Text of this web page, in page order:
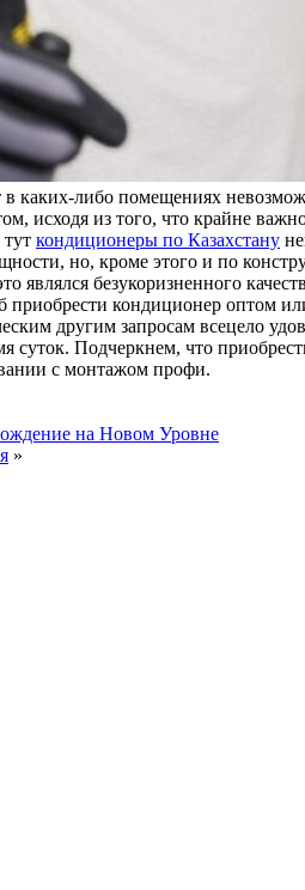
каких-либо помещениях
исходя из того, что крайне
кондиционеры по Казахстану
но, кроме этого и по
безукоризненного
кондиционер оптом
другим запросам всецело
суток. Подчеркнем, что
с монтажом профи.
на Новом Уровне
»